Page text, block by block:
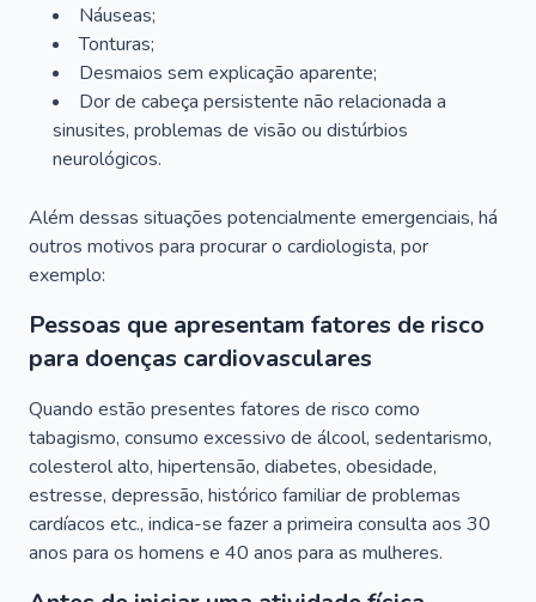
Náuseas;
Tonturas;
Desmaios sem explicação aparente;
Dor de cabeça persistente não relacionada a
sinusites, problemas de visão ou distúrbios
neurológicos.
Além dessas situações potencialmente emergenciais, há
outros motivos para procurar o cardiologista, por
exemplo:
Pessoas que apresentam fatores de risco
para doenças cardiovasculares
Quando estão presentes fatores de risco como
tabagismo, consumo excessivo de álcool, sedentarismo,
colesterol alto, hipertensão, diabetes, obesidade,
estresse, depressão, histórico familiar de problemas
cardíacos etc., indica-se fazer a primeira consulta aos 30
anos para os homens e 40 anos para as mulheres.